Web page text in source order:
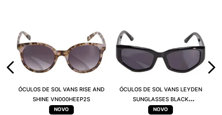
ÓCULOS DE SOL VANS RISE AND
SHINE VN000HEEP2S
ÓCULOS DE SOL VANS LEYDEN
SUNGLASSES BLACK
VN000T0CBLK